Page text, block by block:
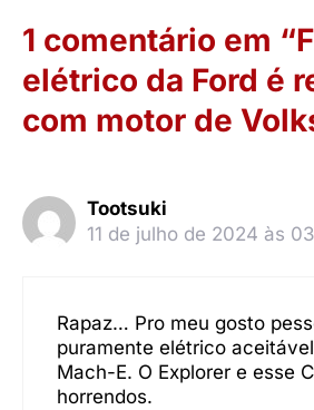
1 comentário em
elétrico da Ford é
com motor de
Tootsuki
11 de julho de 2024 às
Rapaz… Pro meu gosto
puramente elétrico
Mach-E. O Explorer e esse
horrendos.